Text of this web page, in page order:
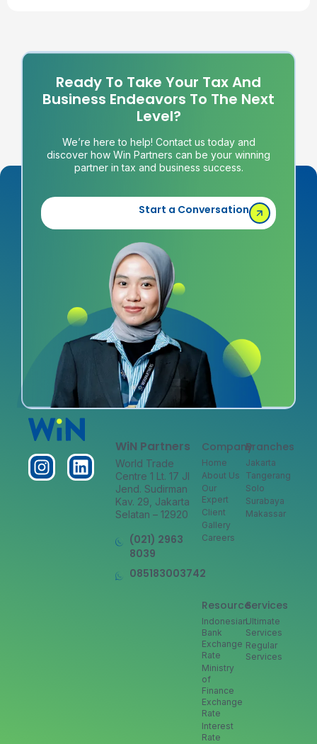
Ready To Take Your Tax And
Business Endeavors To The Next
Level?
We’re here to help! Contact us today and
discover how Win Partners can be your winning
partner in tax and business success.
Start a Conversation
WiN Partners
World Trade
Centre 1 Lt. 17 Jl
Jend. Sudirman
Kav. 29, Jakarta
Selatan – 12920
(021) 2963
8039
085183003742
Company
Home
About Us
Our
Expert
Client
Gallery
Careers
Services
Ultimate
Services
Regular
Services
Branches
Jakarta
Tangerang
Solo
Surabaya
Makassar
Resource
Indonesian
Bank
Exchange
Rate
Ministry
of
Finance
Exchange
Rate
Interest
Rate